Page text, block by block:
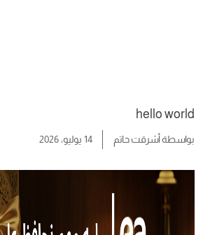
hello world
بواسطةأشرقت حاتم 14 يوليو، 2026